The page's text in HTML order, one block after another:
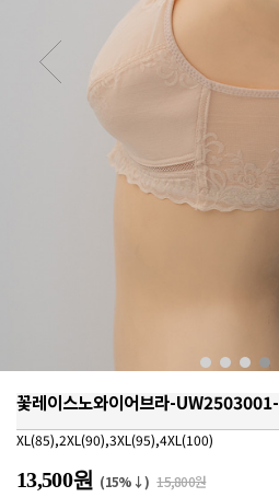
꽃레이스노와이어브라-UW2503001-
XL(85),2XL(90),3XL(95),4XL(100)
13,500원 (15%↓) 15,800원